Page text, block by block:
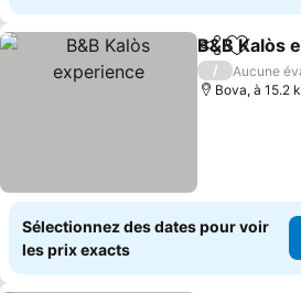
PartagerAjouter
B&B Kalòs
/
Aucune
Bova, à 15.2
Sélectionnez des dates pour voir
les prix exacts